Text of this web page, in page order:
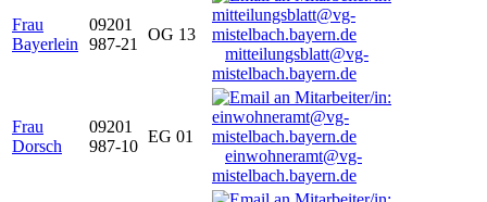
Frau
Bayerlein
09201
987-21
OG 13
mitteilungsblatt@vg-
mistelbach.bayern.de
Frau
Dorsch
09201
987-10
EG 01
einwohneramt@vg-
mistelbach.bayern.de